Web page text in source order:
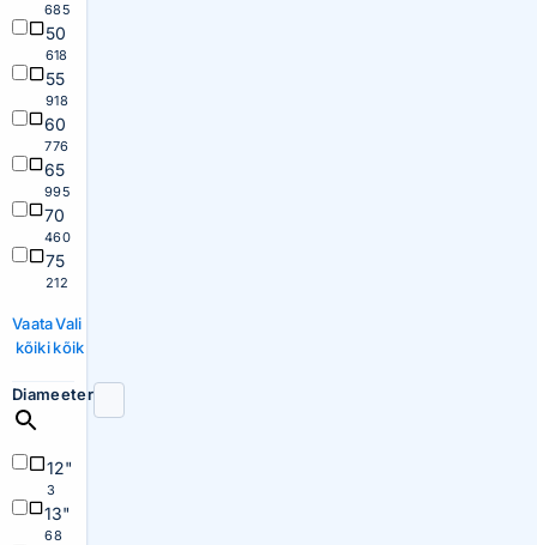
685
50
618
55
918
60
776
65
995
70
460
75
212
Vaata
kõiki
Vali
kõik
Diameeter
12"
3
13"
68